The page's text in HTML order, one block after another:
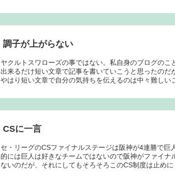
調子が上がらない
ヤクルトスワローズの事ではない。私自身のブログの
出来るだけ短い文章で記事を書いていこうと思ったのだ
やはり短い文章で自分の気持ちを伝えるのは中々難しい
CSに一言
セ・リーグのCSファイナルステージは阪神が4連勝で巨
的には巨人は好きなチームではないので阪神がファイ
ないのだが、それにしてもそろそろこのCS制度は止め